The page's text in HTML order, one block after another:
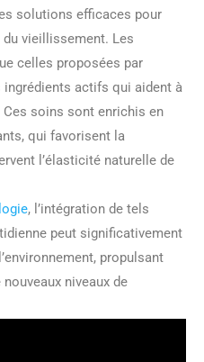
solutions efficaces pour
vieillissement. Les
celles proposées par
ingrédients actifs qui aident à
soins sont enrichis en
qui favorisent la
l’élasticité naturelle de
, l’intégration de tels
peut significativement
propulsant
niveaux de